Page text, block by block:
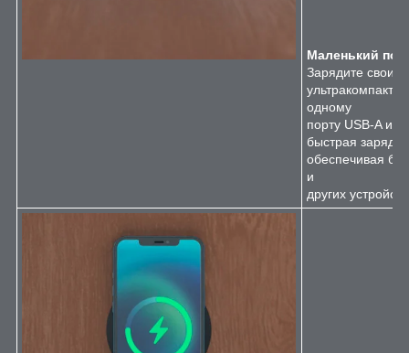
Маленький по
Зарядите свои
одному
порту USB-A и
быстрая
обеспечивая
и
других